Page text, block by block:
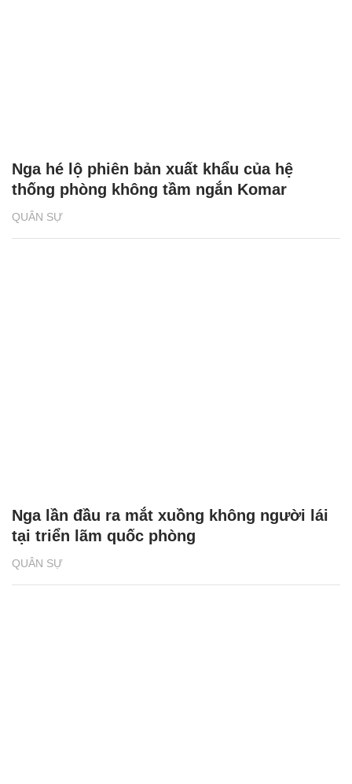
QUÂN SỰ
Nga hé lộ phiên bản xuất khẩu của hệ
thống phòng không tầm ngắn Komar
QUÂN SỰ
Nga lần đầu ra mắt xuồng không người lái
tại triển lãm quốc phòng